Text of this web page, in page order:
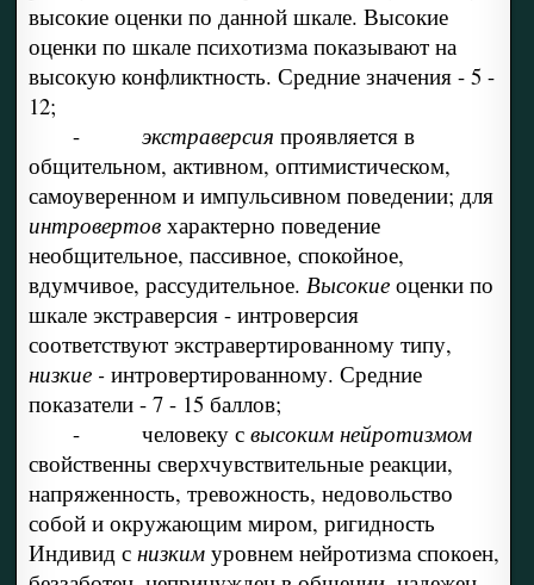
высокие оценки по данной шкале. Высокие
оценки по шкале психотизма показывают на
высокую конфликтность. Средние значения - 5 -
12;
- экстраверсия проявляется в
общительном, активном, оптимистическом,
самоуверенном и импульсивном поведении; для
интровертов характерно поведение
необщительное, пассивное, спокойное,
вдумчивое, рассудительное. Высокие оценки по
шкале экстраверсия - интроверсия
соответствуют экстравертированному типу,
низкие -интровертированному. Средние
показатели - 7 - 15 баллов;
- человеку с высоким нейротизмом
свойственны сверхчувствительные реакции,
напряженность, тревожность, недовольство
собой и окружающим миром, ригидность
Индивид с низкимуровнем нейротизма спокоен,